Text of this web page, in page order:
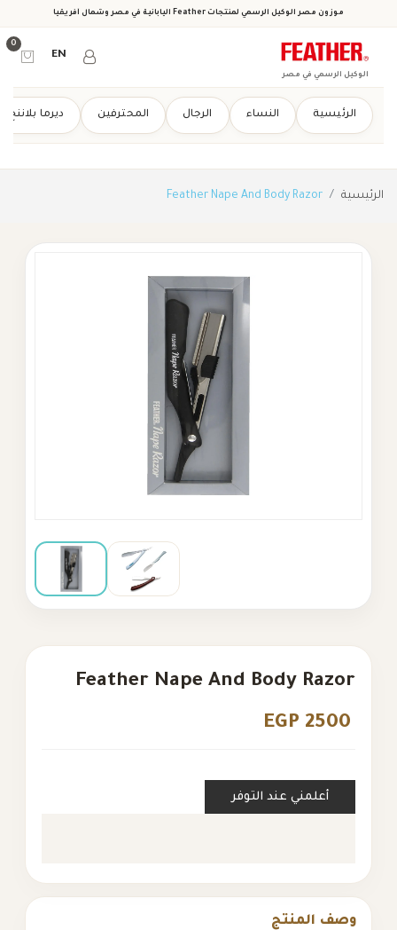
موزون مصر الوكيل الرسمي لمنتجات Feather اليابانية في مصر وشمال أفريقيا
الوكيل الرسمي في مصر
EN
0
الرئيسية النساء الرجال المحترفين ديرما بلاننج
الرئيسية Feather Nape And Body Razor
Feather Nape And Body Razor
EGP 2500
أعلمني عند التوفر
وصف المنتج